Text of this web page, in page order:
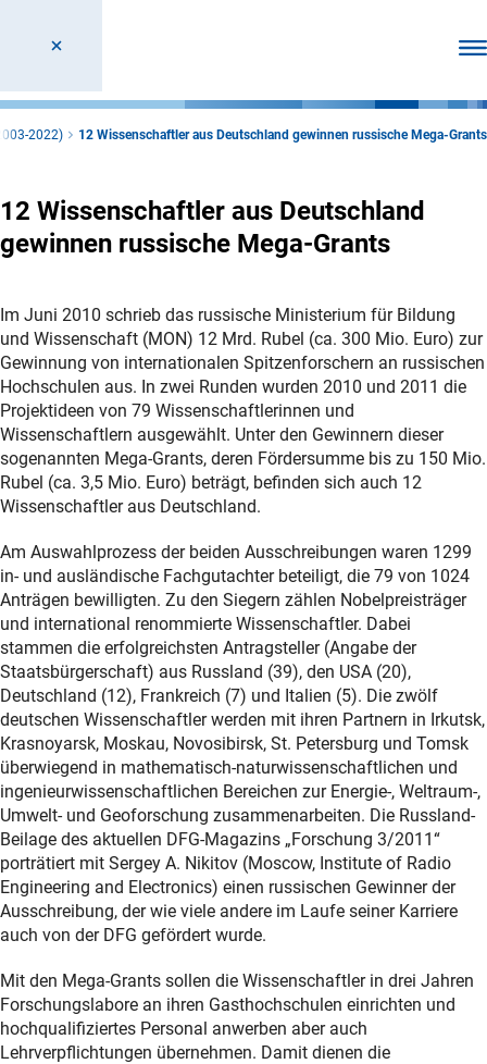
2022) 12 Wissenschaftler aus Deutschland gewinnen russische Mega-Grants
12 Wissenschaftler aus Deutschland
gewinnen russische Mega-Grants
Im Juni 2010 schrieb das russische Ministerium für Bildung
und Wissenschaft (MON) 12 Mrd. Rubel (ca. 300 Mio. Euro) zur
Gewinnung von internationalen Spitzenforschern an russischen
Hochschulen aus. In zwei Runden wurden 2010 und 2011 die
Projektideen von 79 Wissenschaftlerinnen und
Wissenschaftlern ausgewählt. Unter den Gewinnern dieser
sogenannten Mega-Grants, deren Fördersumme bis zu 150 Mio.
Rubel (ca. 3,5 Mio. Euro) beträgt, befinden sich auch 12
Wissenschaftler aus Deutschland.
Am Auswahlprozess der beiden Ausschreibungen waren 1299
in- und ausländische Fachgutachter beteiligt, die 79 von 1024
Anträgen bewilligten. Zu den Siegern zählen Nobelpreisträger
und international renommierte Wissenschaftler. Dabei
stammen die erfolgreichsten Antragsteller (Angabe der
Staatsbürgerschaft) aus Russland (39), den USA (20),
Deutschland (12), Frankreich (7) und Italien (5). Die zwölf
deutschen Wissenschaftler werden mit ihren Partnern in Irkutsk,
Krasnoyarsk, Moskau, Novosibirsk, St. Petersburg und Tomsk
überwiegend in mathematisch-naturwissenschaftlichen und
ingenieurwissenschaftlichen Bereichen zur Energie-, Weltraum-,
Umwelt- und Geoforschung zusammenarbeiten. Die Russland-
Beilage des aktuellen DFG-Magazins „Forschung 3/2011“
porträtiert mit Sergey A. Nikitov (Moscow, Institute of Radio
Engineering and Electronics) einen russischen Gewinner der
Ausschreibung, der wie viele andere im Laufe seiner Karriere
auch von der DFG gefördert wurde.
Mit den Mega-Grants sollen die Wissenschaftler in drei Jahren
Forschungslabore an ihren Gasthochschulen einrichten und
hochqualifiziertes Personal anwerben aber auch
Lehrverpflichtungen übernehmen. Damit dienen die